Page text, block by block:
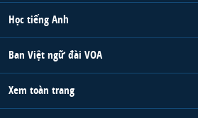
Học tiếng Anh
Ban Việt ngữ đài VOA
Xem toàn trang